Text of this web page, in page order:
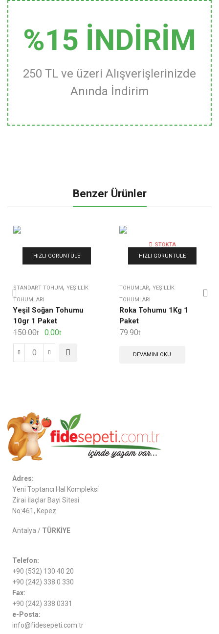
%15 İNDİRİM
250 TL ve üzeri Alışverişlerinizde
Anında İndirim
Benzer Ürünler
HIZLI GÖRÜNTÜLE
STANDART TOHUM, YEŞILLIK
TOHUMLARI
Yeşil Soğan Tohumu
10gr 1 Paket
150.00 0.00
STOKTA
YOK
HIZLI GÖRÜNTÜLE
TOHUMLAR, YEŞILLIK
TOHUMLARI
Roka Tohumu 1Kg 1
Paket
79.90
DEVAMINI OKU
Adres:
Yeni Toptancı Hal Kompleksi
Zirai İlaçlar Bayi Sitesi
No:461, Kepez
Antalya / TÜRKİYE
Telefon:
+90 (532) 130 40 20
+90 (242) 338 0 330
Fax:
+90 (242) 338 0331
e-Posta:
info@fidesepeti.com.tr